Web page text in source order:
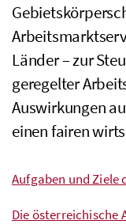
Länder – zur
geregelter
Auswirkungen
einen fairen
Aufgaben und
Die österreichische